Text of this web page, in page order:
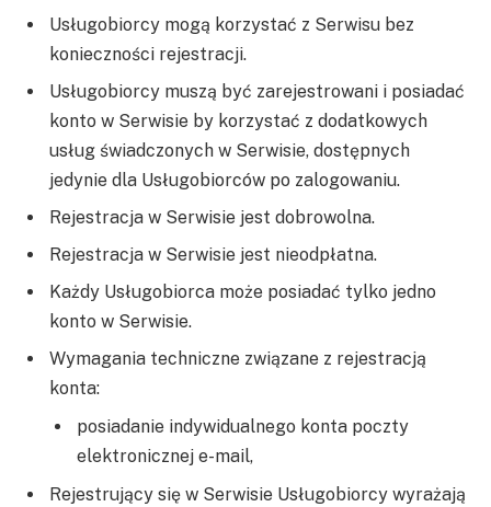
Usługobiorcy mogą korzystać z Serwisu bez
konieczności rejestracji.
Usługobiorcy muszą być zarejestrowani i posiadać
konto w Serwisie by korzystać z dodatkowych
usług świadczonych w Serwisie, dostępnych
jedynie dla Usługobiorców po zalogowaniu.
Rejestracja w Serwisie jest dobrowolna.
Rejestracja w Serwisie jest nieodpłatna.
Każdy Usługobiorca może posiadać tylko jedno
konto w Serwisie.
Wymagania techniczne związane z rejestracją
konta:
posiadanie indywidualnego konta poczty
elektronicznej e-mail,
Rejestrujący się w Serwisie Usługobiorcy wyrażają